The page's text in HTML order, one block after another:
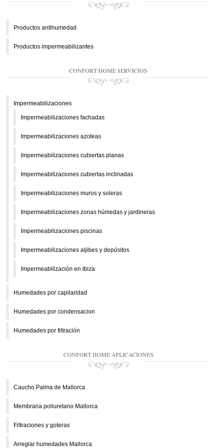
Productos antihumedad
Productos impermeabilizantes
CONFORT HOME SERVICIOS
Impermeabilizaciones
Impermeabilizaciones fachadas
Impermeabilizaciones azoteas
Impermeabilizaciones cubiertas planas
Impermeabilizaciones cubiertas inclinadas
Impermeabilizaciones muros y soleras
Impermeabilizaciones zonas húmedas y jardineras
Impermeabilizaciones piscinas
Impermeabilizaciones aljibes y depósitos
Impermeabilización en Ibiza
Humedades por capilaridad
Humedades por condensacion
Humedades por filtración
CONFORT HOME APLICACIONES
Caucho Palma de Mallorca
Membrana poliuretano Mallorca
Filtraciones y goteras
Arreglar humedades Mallorca